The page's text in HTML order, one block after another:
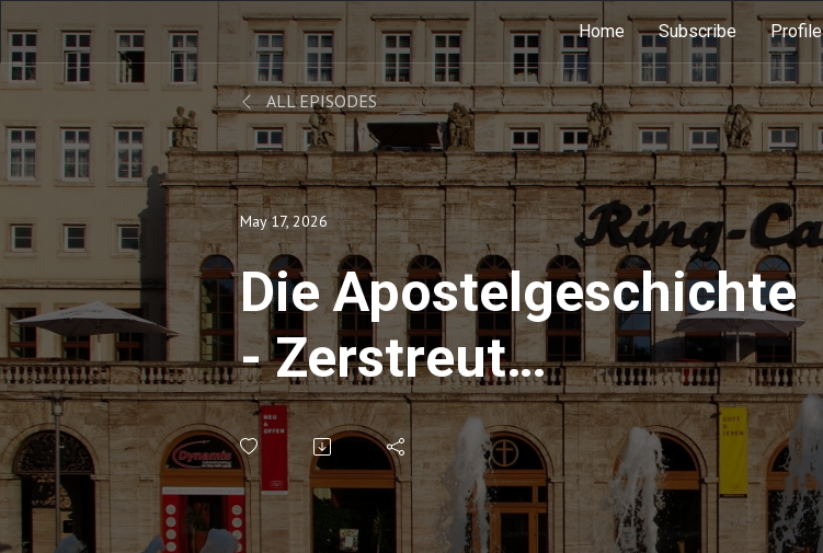
Home Subscribe Profile
ALL EPISODES
May 17, 2026
Die Apostelgeschichte
- Zerstreut
(Apostelgeschichte
8,1-8.14-17)